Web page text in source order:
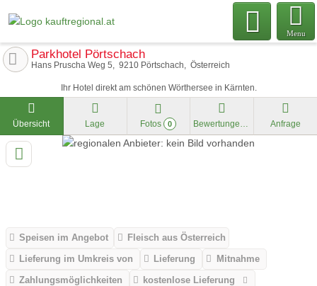
Menu
Parkhotel Pörtschach
Hans Pruscha Weg 5 9210 Pörtschach Österreich
Ihr Hotel direkt am schönen Wörthersee in Kärnten.
Übersicht Lage Fotos 0 Bewertungen Anfrage
Speisen im Angebot
Fleisch aus Österreich
Lieferung im Umkreis von
Lieferung
Mitnahme
Zahlungsmöglichkeiten
kostenlose Lieferung